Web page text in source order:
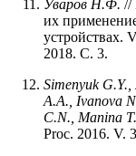
Уваров Н.Ф. //
их
устройствах.
2018. С. 3.
Simenyuk
A.A., Ivanova
C.N., Manina
Proc. 2016. V.